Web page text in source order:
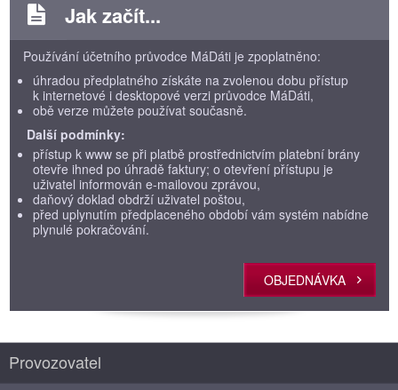
Jak začít...
Používání účetního průvodce MáDáti je zpoplatněno:
úhradou předplatného získáte na zvolenou dobu přístup
k internetové i desktopové verzi průvodce MáDáti,
obě verze můžete používat současně.
Další podmínky:
přístup k www se při platbě prostřednictvím platební brány
otevře ihned po úhradě faktury; o otevření přístupu je
uživatel informován e-mailovou zprávou,
daňový doklad obdrží uživatel poštou,
před uplynutím předplaceného období vám systém nabídne
plynulé pokračování.
OBJEDNÁVKA
Provozovatel